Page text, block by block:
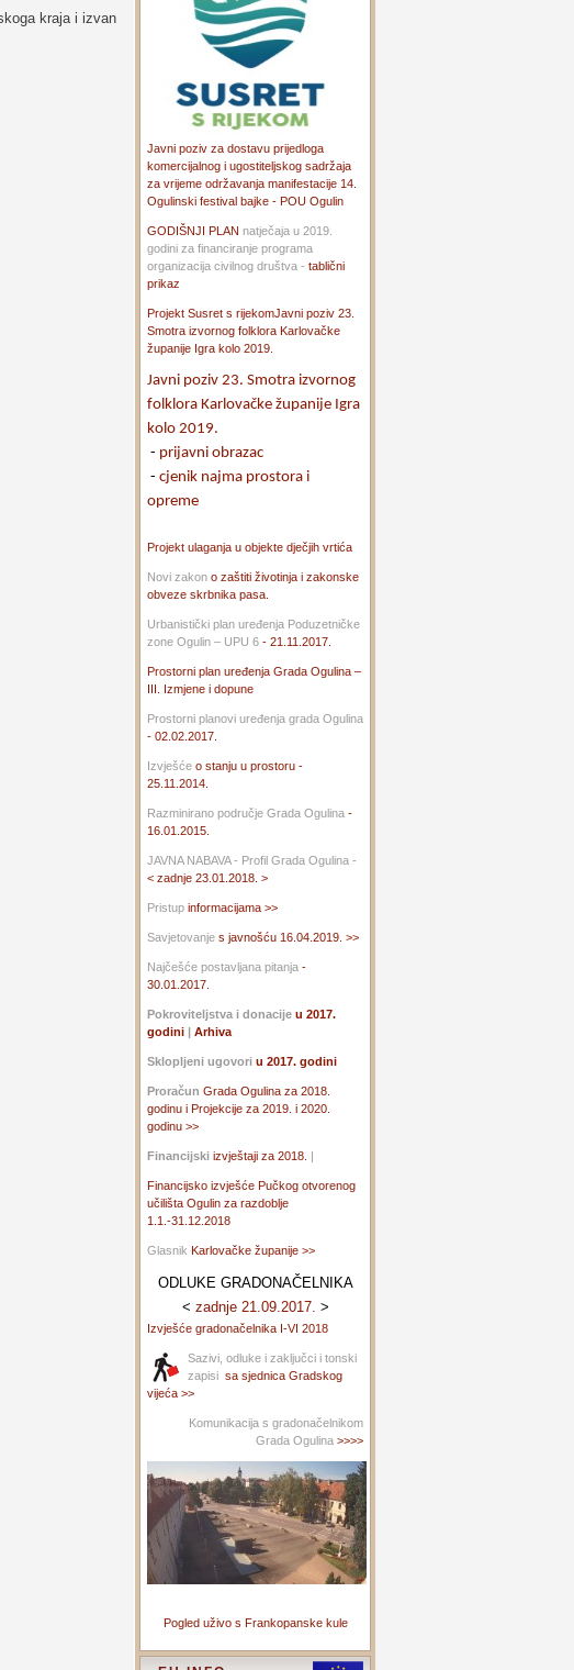
kraja i izvan
Javni poziv za dostavu prijedloga
komercijalnog i ugostiteljskog sadržaja
za vrijeme održavanja manifestacije 14.
Ogulinski festival bajke - POU Ogulin
GODIŠNJI PLAN natječaja u 2019.
godini za financiranje programa
organizacija civilnog društva - tablični
prikaz
Projekt Susret s rijekomJavni poziv 23.
Smotra izvornog folklora Karlovačke
županije Igra kolo 2019.
Javni poziv 23. Smotra izvornog
folklora Karlovačke županije Igra
kolo 2019.
- prijavni obrazac
- cjenik najma prostora i
opreme
Projekt ulaganja u objekte dječjih vrtića
Novi zakon o zaštiti životinja i zakonske
obveze skrbnika pasa.
Urbanistički plan uređenja Poduzetničke
zone Ogulin – UPU 6 - 21.11.2017.
Prostorni plan uređenja Grada Ogulina –
III. Izmjene i dopune
Prostorni planovi uređenja grada Ogulina
- 02.02.2017.
Izvješće o stanju u prostoru -
25.11.2014.
Razminirano područje Grada Ogulina -
16.01.2015.
JAVNA NABAVA - Profil Grada Ogulina -
< zadnje 23.01.2018. >
Pristup informacijama >>
Savjetovanje s javnošću 16.04.2019. >>
Najčešće postavljana pitanja -
30.01.2017.
Pokroviteljstva i donacije u 2017.
godini | Arhiva
Sklopljeni ugovori u 2017. godini
Proračun Grada Ogulina za 2018.
godinu i Projekcije za 2019. i 2020.
godinu >>
Financijski izvještaji za 2018. |
Financijsko izvješće Pučkog otvorenog
učilišta Ogulin za razdoblje
1.1.-31.12.2018
Glasnik Karlovačke županije >>
ODLUKE GRADONAČELNIKA
< zadnje 21.09.2017. >
Izvješće gradonačelnika I-VI 2018
Sazivi, odluke i zaključci i tonski
zapisi sa sjednica Gradskog
vijeća >>
Komunikacija s gradonačelnikom
Grada Ogulina >>>>
Pogled uživo s Frankopanske kule